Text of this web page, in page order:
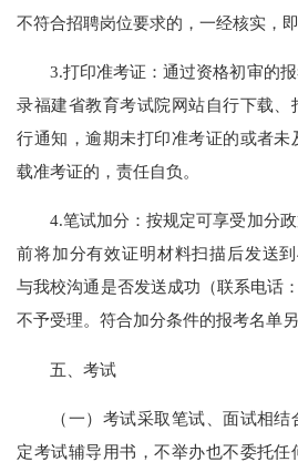
不符合招聘岗位要求的，一经核实，
3.打印准考证：通过资格初审的报
录福建省教育考试院网站自行下载、
行通知，逾期未打印准考证的或者
载准考证的，责任自负。
4.笔试加分：按规定可享受加分政
前将加分有效证明材料扫描后发送到
与我校沟通是否发送成功（联系电话
不予受理。符合加分条件的报考名单另
五、考试
（一）考试采取笔试、面试相结
定考试辅导用书，不举办也不委托任